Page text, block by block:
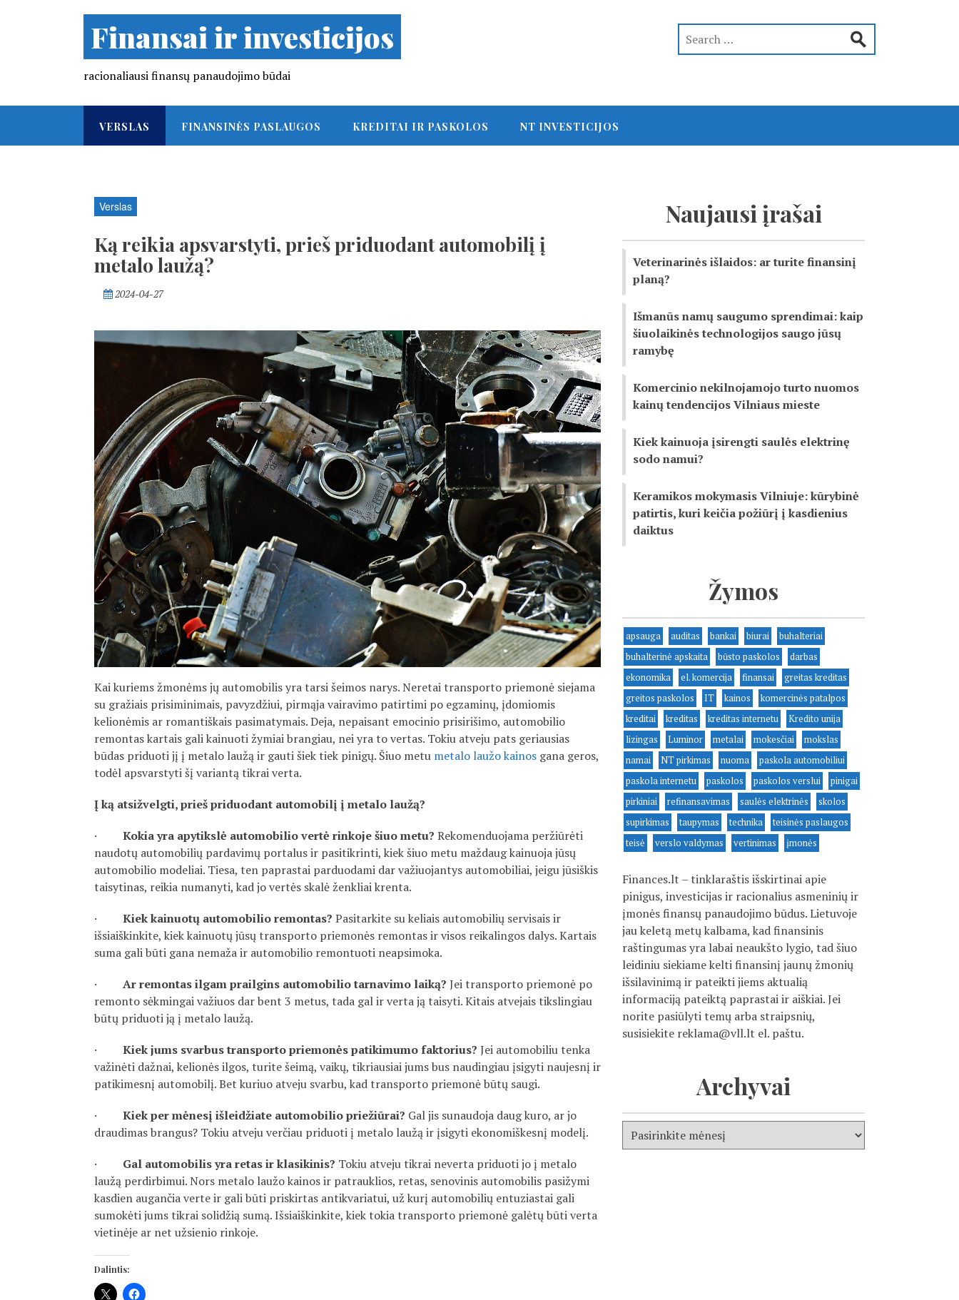
Finansai ir investicijos
racionaliausi finansų panaudojimo būdai
VERSLAS FINANSINĖS PASLAUGOS KREDITAI IR PASKOLOS NT INVESTICIJOS
Verslas
Ką reikia apsvarstyti, prieš priduodant automobilį į
metalo laužą?
2024-04-27
Kai kuriems žmonėms jų automobilis yra tarsi šeimos narys. Neretai transporto priemonė siejama
su gražiais prisiminimais, pavyzdžiui, pirmąja vairavimo patirtimi po egzaminų, įdomiomis
kelionėmis ar romantiškais pasimatymais. Deja, nepaisant emocinio prisirišimo, automobilio
remontas kartais gali kainuoti žymiai brangiau, nei yra to vertas. Tokiu atveju pats geriausias
būdas priduoti jį į metalo laužą ir gauti šiek tiek pinigų. Šiuo metu metalo laužo kainos gana geros,
todėl apsvarstyti šį variantą tikrai verta.
Į ką atsižvelgti, prieš priduodant automobilį į metalo laužą?
· Kokia yra apytikslė automobilio vertė rinkoje šiuo metu? Rekomenduojama peržiūrėti
naudotų automobilių pardavimų portalus ir pasitikrinti, kiek šiuo metu maždaug kainuoja jūsų
automobilio modeliai. Tiesa, ten paprastai parduodami dar važiuojantys automobiliai, jeigu jūsiškis
taisytinas, reikia numanyti, kad jo vertės skalė ženkliai krenta.
· Kiek kainuotų automobilio remontas? Pasitarkite su keliais automobilių servisais ir
išsiaiškinkite, kiek kainuotų jūsų transporto priemonės remontas ir visos reikalingos dalys. Kartais
suma gali būti gana nemaža ir automobilio remontuoti neapsimoka.
· Ar remontas ilgam prailgins automobilio tarnavimo laiką? Jei transporto priemonė po
remonto sėkmingai važiuos dar bent 3 metus, tada gal ir verta ją taisyti. Kitais atvejais tikslingiau
būtų priduoti ją į metalo laužą.
· Kiek jums svarbus transporto priemonės patikimumo faktorius? Jei automobiliu tenka
važinėti dažnai, kelionės ilgos, turite šeimą, vaikų, tikriausiai jums bus naudingiau įsigyti naujesnį ir
patikimesnį automobilį. Bet kuriuo atveju svarbu, kad transporto priemonė būtų saugi.
· Kiek per mėnesį išleidžiate automobilio priežiūrai? Gal jis sunaudoja daug kuro, ar jo
draudimas brangus? Tokiu atveju verčiau priduoti į metalo laužą ir įsigyti ekonomiškesnį modelį.
· Gal automobilis yra retas ir klasikinis? Tokiu atveju tikrai neverta priduoti jo į metalo
laužą perdirbimui. Nors metalo laužo kainos ir patrauklios, retas, senovinis automobilis pasižymi
kasdien augančia verte ir gali būti priskirtas antikvariatui, už kurį automobilių entuziastai gali
sumokėti jums tikrai solidžią sumą. Išsiaiškinkite, kiek tokia transporto priemonė galėtų būti verta
vietinėje ar net užsienio rinkoje.
Dalintis:
Naujausi įrašai
Veterinarinės išlaidos: ar turite finansinį
planą?
Išmanūs namų saugumo sprendimai: kaip
šiuolaikinės technologijos saugo jūsų
ramybę
Komercinio nekilnojamojo turto nuomos
kainų tendencijos Vilniaus mieste
Kiek kainuoja įsirengti saulės elektrinę
sodo namui?
Keramikos mokymasis Vilniuje: kūrybinė
patirtis, kuri keičia požiūrį į kasdienius
daiktus
Žymos
apsauga auditas bankai biurai
buhalteriai
buhalterinė apskaita
būsto paskolos
darbas
ekonomika
el. komercija finansai
greitas kreditas
greitos paskolos
IT kainos
komercinės patalpos
kreditai
kreditas kreditas internetu
Kredito unija
lizingas
Luminor metalai mokesčiai
mokslas
namai
NT pirkimas nuoma
paskola automobiliui
paskola internetu
paskolos paskolos verslui
pinigai
pirkiniai
refinansavimas saulės elektrinės
skolos
supirkimas
taupymas technika
teisinės paslaugos
teisė
verslo valdymas vertinimas įmonės
Finances.lt – tinklaraštis išskirtinai apie
pinigus, investicijas ir racionalius asmeninių ir
įmonės finansų panaudojimo būdus. Lietuvoje
jau keletą metų kalbama, kad finansinis
raštingumas yra labai neaukšto lygio, tad šiuo
leidiniu siekiame kelti finansinį jaunų žmonių
išsilavinimą ir pateikti jiems aktualią
informaciją pateiktą paprastai ir aiškiai. Jei
norite pasiūlyti temų arba straipsnių,
susisiekite reklama@vll.lt el. paštu.
Archyvai